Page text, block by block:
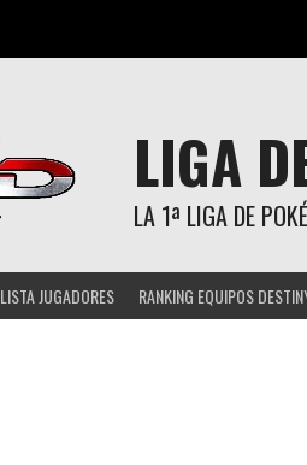
LIGA
LA 1ª LIGA DE
LISTA JUGADORES RANKING EQUIPOS